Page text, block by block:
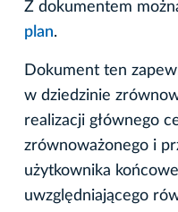
Z dokumentem
plan.
Dokument ten
w dziedzinie
realizacji głównego
zrównoważonego i
użytkownika
uwzględniającego